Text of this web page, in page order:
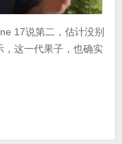
17说第二，估计没别
这一代果子，也确实